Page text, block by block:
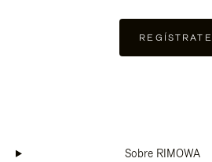
REGÍSTRATE
Sobre RIMOWA